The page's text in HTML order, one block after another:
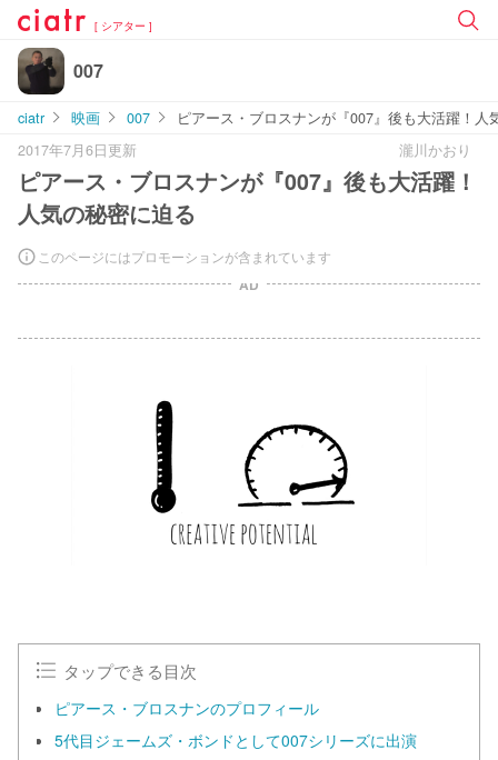
[ シアター ]
007
ciatr 映画 007
ピアース・ブロスナンが『007』後も大活躍！人
2017年7月6日更新
瀧川かおり
ピアース・ブロスナンが『007』後も大活躍！
人気の秘密に迫る
このページにはプロモーションが含まれています
AD
タップできる目次
ピアース・ブロスナンのプロフィール
5代目ジェームズ・ボンドとして007シリーズに出演